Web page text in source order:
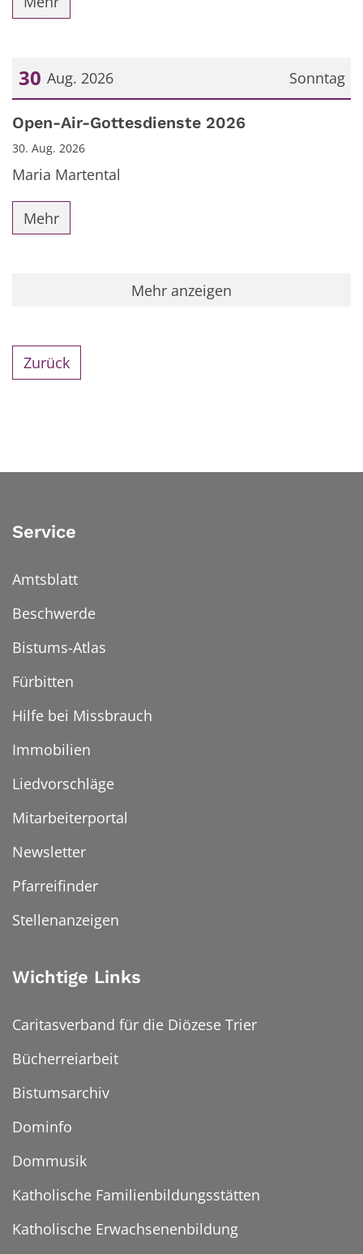
Sonntag
30 Aug. 2026
Datum: 30. August 2026
Open-Air-Gottesdienste 2026
30. Aug. 2026
Maria Martental
Mehr
Mehr anzeigen
Zurück
Service
Amtsblatt
Beschwerde
Bistums-Atlas
Fürbitten
Hilfe bei Missbrauch
Immobilien
Liedvorschläge
Mitarbeiterportal
Newsletter
Pfarreifinder
Stellenanzeigen
Wichtige Links
Caritasverband für die Diözese Trier
Bücherreiarbeit
Bistumsarchiv
Dominfo
Dommusik
Katholische Familienbildungsstätten
Katholische Erwachsenenbildung